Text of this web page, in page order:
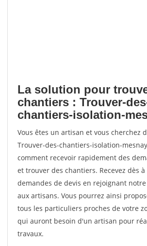
La solution pour
chantiers : Trouver-
chantiers-isolation-
Vous êtes un artisan et vous cherchez
Trouver-des-chantiers-isolation-
comment recevoir rapidement des
et trouver des chantiers. Recevez dès
demandes de devis en rejoignant
aux artisans. Vous pourrez ainsi
tous les particuliers proches de votre
qui auront besoin d'un artisan pour
travaux.